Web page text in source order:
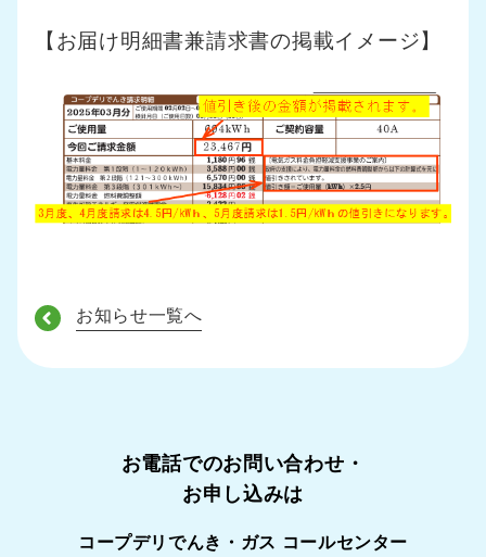
【お届け明細書兼請求書の掲載イメージ】
お知らせ一覧へ
お電話でのお問い合わせ・
お申し込みは
コープデリでんき・ガス コールセンター